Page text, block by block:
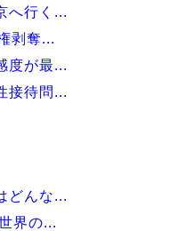
へ行く...
剥奪...
度が最...
接待問...
どんな...
界の...